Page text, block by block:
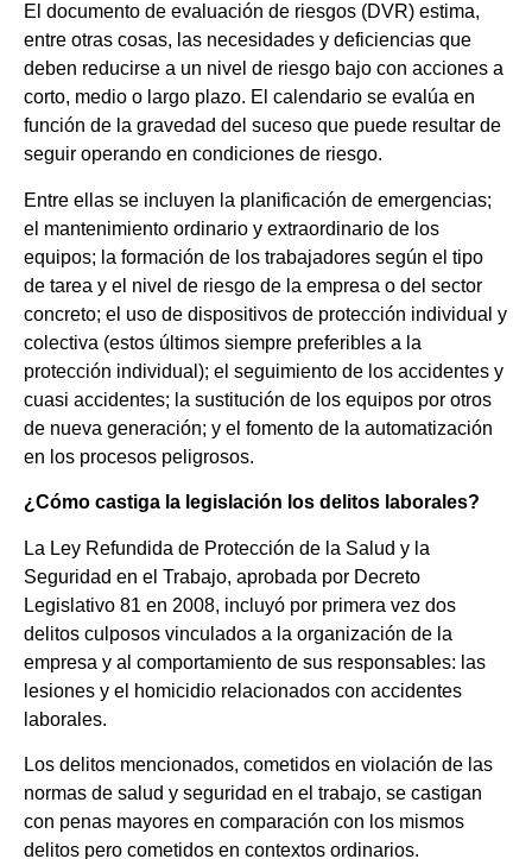
El documento de evaluación de riesgos (DVR) estima,
entre otras cosas, las necesidades y deficiencias que
deben reducirse a un nivel de riesgo bajo con acciones a
corto, medio o largo plazo. El calendario se evalúa en
función de la gravedad del suceso que puede resultar de
seguir operando en condiciones de riesgo.
Entre ellas se incluyen la planificación de emergencias;
el mantenimiento ordinario y extraordinario de los
equipos; la formación de los trabajadores según el tipo
de tarea y el nivel de riesgo de la empresa o del sector
concreto; el uso de dispositivos de protección individual y
colectiva (estos últimos siempre preferibles a la
protección individual); el seguimiento de los accidentes y
cuasi accidentes; la sustitución de los equipos por otros
de nueva generación; y el fomento de la automatización
en los procesos peligrosos.
¿Cómo castiga la legislación los delitos laborales?
La Ley Refundida de Protección de la Salud y la
Seguridad en el Trabajo, aprobada por Decreto
Legislativo 81 en 2008, incluyó por primera vez dos
delitos culposos vinculados a la organización de la
empresa y al comportamiento de sus responsables: las
lesiones y el homicidio relacionados con accidentes
laborales.
Los delitos mencionados, cometidos en violación de las
normas de salud y seguridad en el trabajo, se castigan
con penas mayores en comparación con los mismos
delitos pero cometidos en contextos ordinarios.